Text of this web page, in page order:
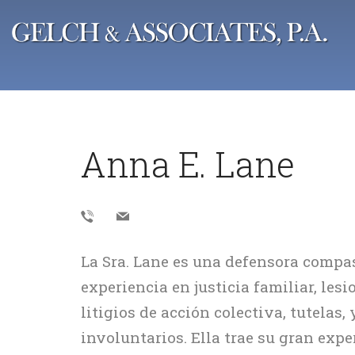
Accidentes de Barco o Crucero
Lesiones Cerebrales
Ataques de Animales
Accidentes de Motocicleta
Accidentes de Caídas y Resbalones
Accidentes de Autobús y Camión
Lesiones personales
Anna E. Lane
La Sra. Lane es una defensora
experiencia en justicia familiar,
litigios de acción colectiva, tutelas,
involuntarios. Ella trae su gran